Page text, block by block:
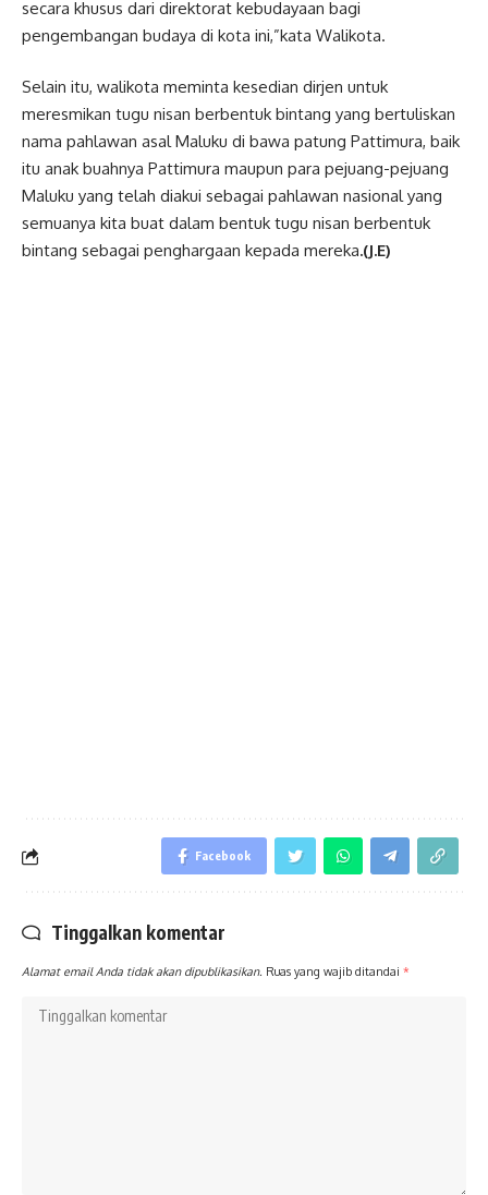
secara khusus dari direktorat kebudayaan bagi
pengembangan budaya di kota ini,”kata Walikota.
Selain itu, walikota meminta kesedian dirjen untuk
meresmikan tugu nisan berbentuk bintang yang bertuliskan
nama pahlawan asal Maluku di bawa patung Pattimura, baik
itu anak buahnya Pattimura maupun para pejuang-pejuang
Maluku yang telah diakui sebagai pahlawan nasional yang
semuanya kita buat dalam bentuk tugu nisan berbentuk
bintang sebagai penghargaan kepada mereka.(J.E)
Facebook
Tinggalkan komentar
Alamat email Anda tidak akan dipublikasikan. Ruas yang wajib ditandai *